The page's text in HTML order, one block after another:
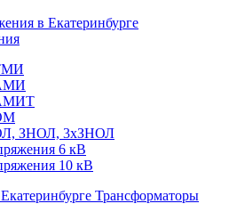
ЗНОЛ, 3хЗНОЛ
6 кВ
10 кВ
Трансформаторы